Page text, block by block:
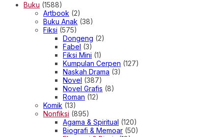
Buku (1588)
Artbook (2)
Buku Anak (38)
Fiksi (575)
Dongeng (2)
Fabel (3)
Fiksi Mini (1)
Kumpulan Cerpen (127)
Naskah Drama (3)
Novel (387)
Novel Grafis (8)
Roman (12)
Komik (13)
Nonfiksi (895)
Agama & Spiritual (120)
Biografi & Memoar (50)